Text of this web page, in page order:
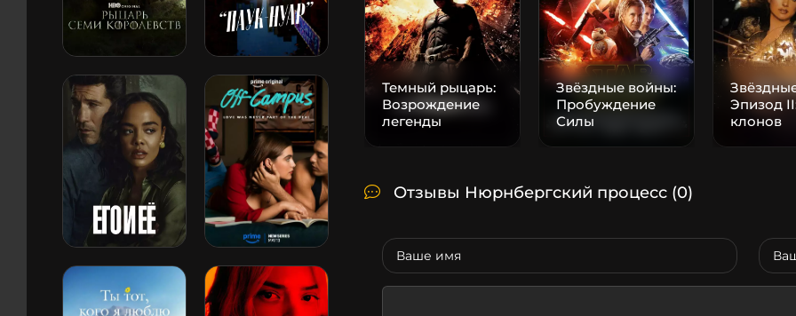
Темный рыцарь:
Возрождение
легенды
Звёздные войны:
Пробуждение
Силы
Эпизод
клонов
Отзывы Нюрнбергский процесс (0)